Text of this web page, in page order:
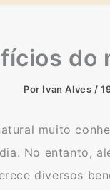
do
Por Ivan Alves /
muito
No entanto,
diversos